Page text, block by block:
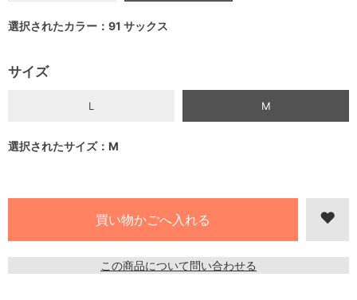
選択されたカラー：91 サックス
サイズ
L M
選択されたサイズ：M
この商品について問い合わせる